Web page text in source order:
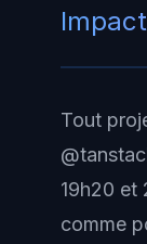
Tout
19h20 et
comme